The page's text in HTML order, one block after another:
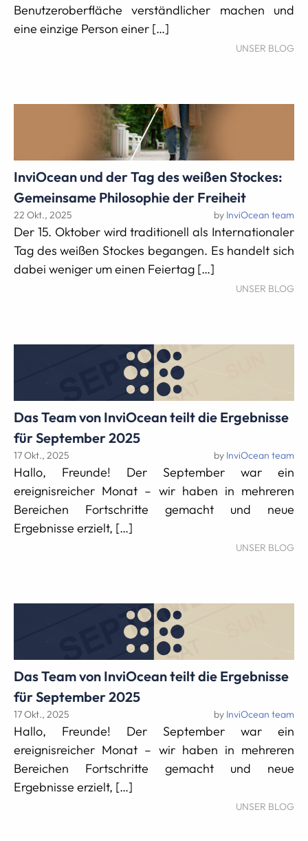
Benutzeroberfläche verständlicher machen und
eine einzige Person einer […]
UNSER BLOG
InviOcean und der Tag des weißen Stockes:
Gemeinsame Philosophie der Freiheit
22 Okt., 2025 by InviOcean team
Der 15. Oktober wird traditionell als Internationaler
Tag des weißen Stockes begangen. Es handelt sich
dabei weniger um einen Feiertag […]
UNSER BLOG
Das Team von InviOcean teilt die Ergebnisse
für September 2025
17 Okt., 2025 by InviOcean team
Hallo, Freunde! Der September war ein
ereignisreicher Monat – wir haben in mehreren
Bereichen Fortschritte gemacht und neue
Ergebnisse erzielt, […]
UNSER BLOG
Das Team von InviOcean teilt die Ergebnisse
für September 2025
17 Okt., 2025 by InviOcean team
Hallo, Freunde! Der September war ein
ereignisreicher Monat – wir haben in mehreren
Bereichen Fortschritte gemacht und neue
Ergebnisse erzielt, […]
UNSER BLOG